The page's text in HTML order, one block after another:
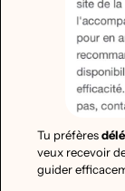
Tu préfères
veux recevoir
guider